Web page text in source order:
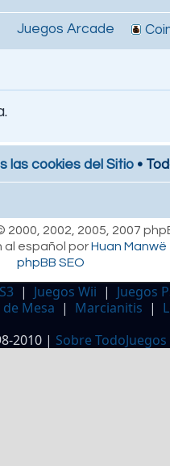
Juegos Arcade
las cookies del Sitio •
2000, 2002, 2005, 2007
al español porHuan Manwë
phpBB SEO
| Juegos Wii | Juegos
de Mesa | Marcianitis |
2010 | Sobre